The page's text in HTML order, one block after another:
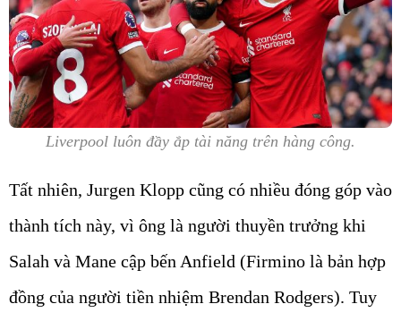
Liverpool luôn đầy ắp tài năng trên hàng công.
Tất nhiên, Jurgen Klopp cũng có nhiều đóng góp vào
thành tích này, vì ông là người thuyền trưởng khi
Salah và Mane cập bến Anfield (Firmino là bản hợp
đồng của người tiền nhiệm Brendan Rodgers). Tuy